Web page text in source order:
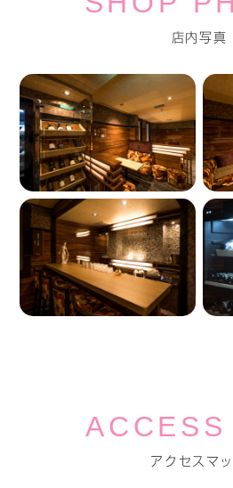
店内写真
ACCESS
アクセスマ